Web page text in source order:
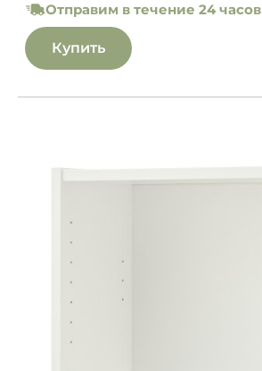
Отправим в течение 24 часов
Купить